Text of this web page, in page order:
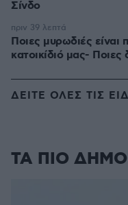
Σίνδο
Ποιες μυρωδιές είναι
κατοικίδιό μας- Ποιες
πριν 39 λεπτά
ΔΕΙΤΕ ΟΛΕΣ ΤΙΣ
ΤΑ ΠΙΟ